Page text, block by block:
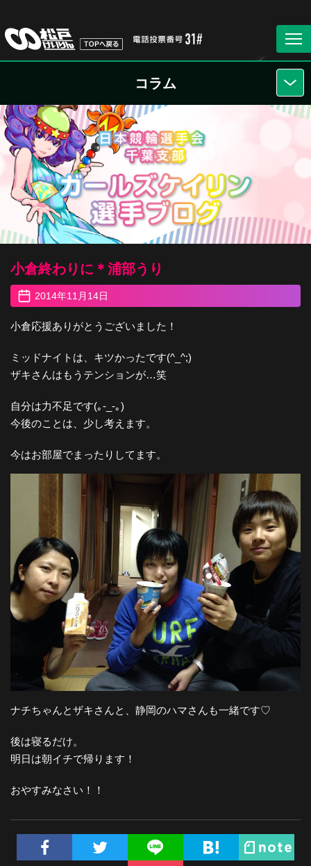
コラム
小倉終わりに＊浦部うり
2014年11月14日
小倉応援ありがとうございました！
ミッドナイトは、キツかったです(^_^;)
ザキさんはもうテンションが…笑
自分は力不足です(｡-_-｡)
今後のことは、少し考えます。
今はお部屋でまったりしてます。
ナチちゃんとザキさんと、静岡のハマさんも一緒です♡
後は寝るだけ。
明日は朝イチで帰ります！
おやすみなさい！！